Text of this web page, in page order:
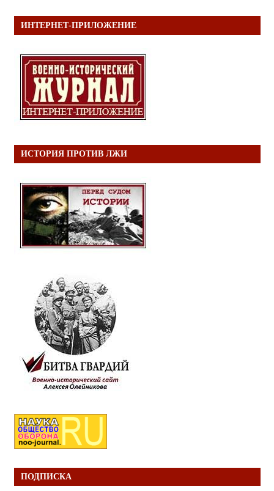
ИНТЕРНЕТ-ПРИЛОЖЕНИЕ
ИСТОРИЯ ПРОТИВ ЛЖИ
ПОДПИСКА